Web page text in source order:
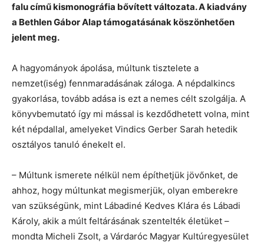
falu című kismonográfia bővített változata. A kiadvány
a Bethlen Gábor Alap támogatásának köszönhetően
jelent meg.
A hagyományok ápolása, múltunk tisztelete a
nemzet(iség) fennmaradásának záloga. A népdalkincs
gyakorlása, tovább adása is ezt a nemes célt szolgálja. A
könyvbemutató így mi mással is kezdődhetett volna, mint
két népdallal, amelyeket Vindics Gerber Sarah hetedik
osztályos tanuló énekelt el.
– Múltunk ismerete nélkül nem építhetjük jövőnket, de
ahhoz, hogy múltunkat megismerjük, olyan emberekre
van szükségünk, mint Lábadiné Kedves Klára és Lábadi
Károly, akik a múlt feltárásának szentelték életüket –
mondta Micheli Zsolt, a Várdaróc Magyar Kultúregyesület